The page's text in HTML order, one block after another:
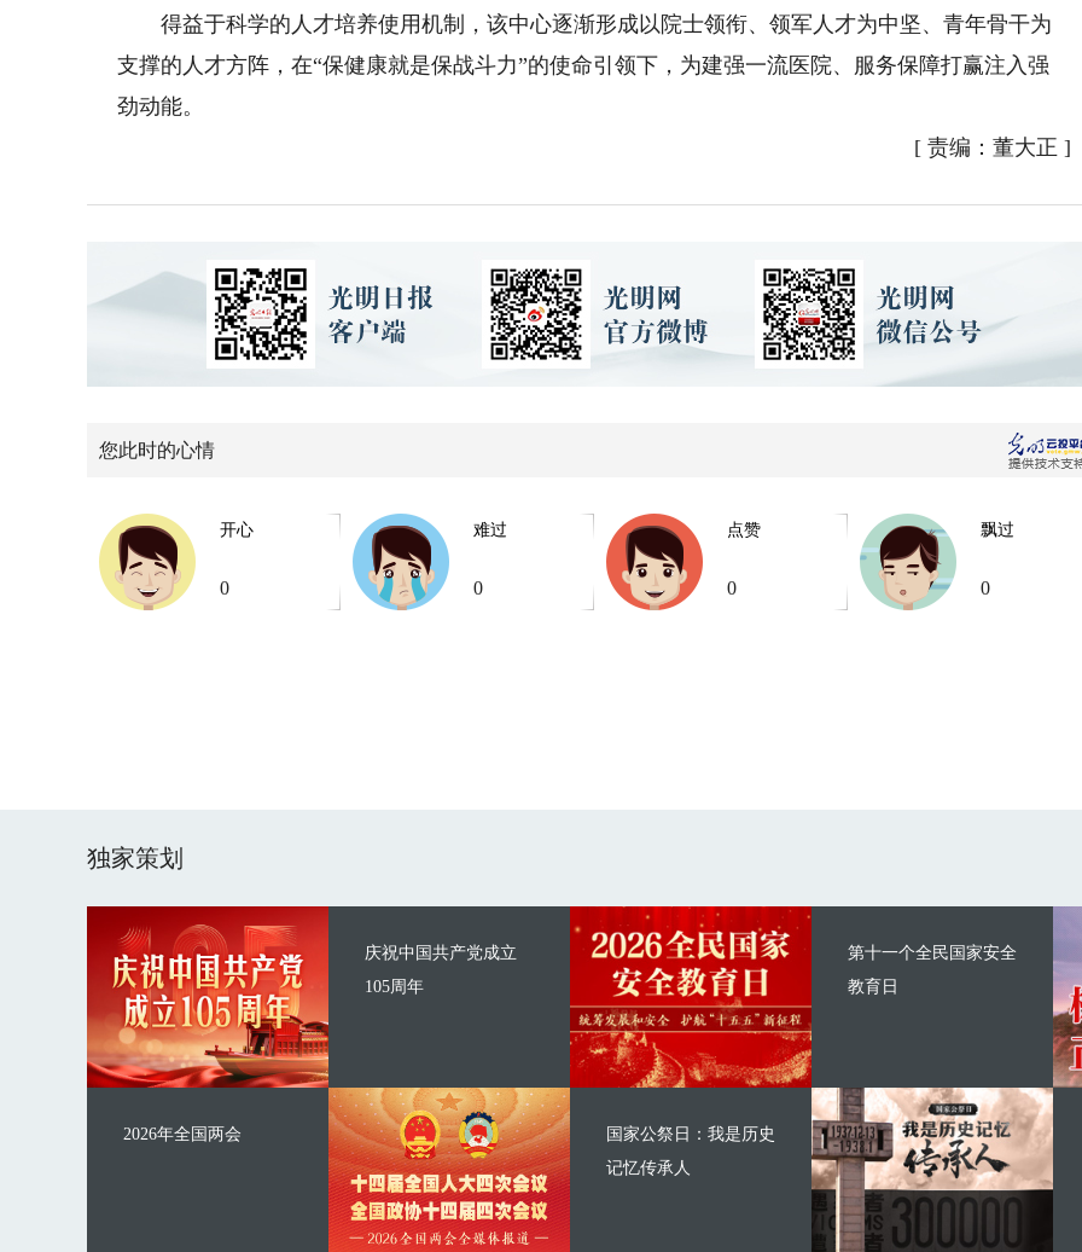
得益于科学的人才培养使用机制，该中心逐渐形成以院士领衔、领军人才为中坚、青年骨干为
支撑的人才方阵，在“保健康就是保战斗力”的使命引领下，为建强一流医院、服务保障打赢注入强
劲动能。
[ 责编：董大正 ]
您此时的心情
开心
0
难过
0
点赞
0
飘过
0
独家策划
庆祝中国共产党成立
105周年
2026年全国两会
第十一个全民国家安全
教育日
国家公祭日：我是历史
记忆传承人